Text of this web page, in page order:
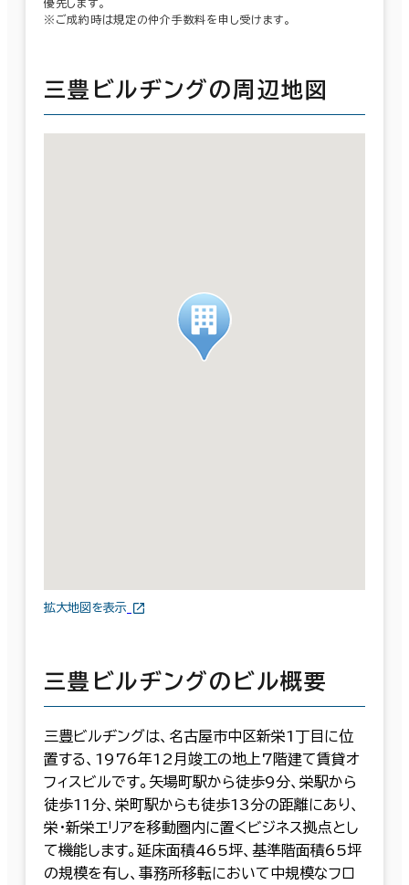
優先します。
※ご成約時は規定の仲介手数料を申し受けます。
三豊ビルヂングの周辺地図
拡大地図を表示
三豊ビルヂングのビル概要
三豊ビルヂングは、名古屋市中区新栄1丁目に位
置する、1976年12月竣工の地上7階建て賃貸オ
フィスビルです。矢場町駅から徒歩9分、栄駅から
徒歩11分、栄町駅からも徒歩13分の距離にあり、
栄・新栄エリアを移動圏内に置くビジネス拠点とし
て機能します。延床面積465坪、基準階面積65坪
の規模を有し、事務所移転において中規模なフロ